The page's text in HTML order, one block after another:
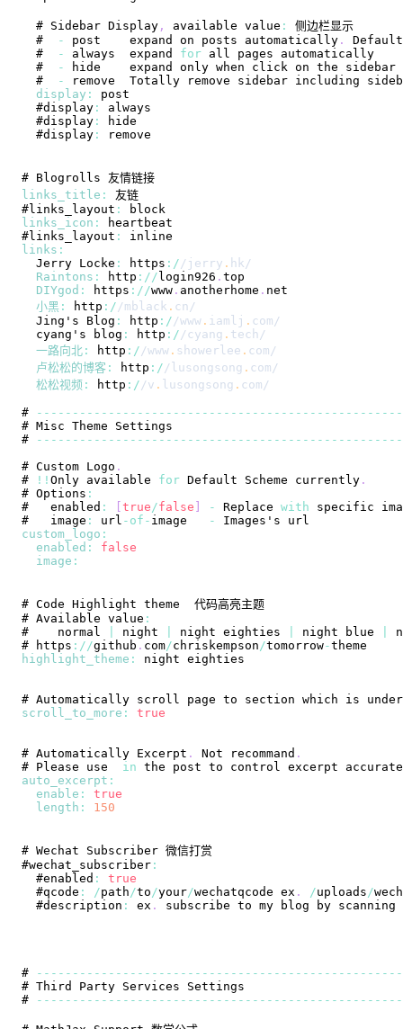
  #
Sidebar Display , available value :
  #
- post    expand on posts automatically .
Default
  #
- always  expand for
  #
-
hide    expand only when click on the sidebar
  #
- remove Totally remove sidebar including
display :
  #display
:
  #display
:
  #display
:
# Blogrolls
links_title :
#links_layout :
links_icon :
#links_layout :
links :
Jerry Locke : https : / / jerry . hk /
Raintons : http : / / login926 . top
DIYgod : https : / /www . anotherhome . net
小黑 : http : / /mblack . cn /
Jing 's Blog : http : / /www . iamlj . com /
  cyang's blog
: http : / /cyang . tech /
一路向北 : http : / /www . showerlee . com /
卢松松的博客 : http : / / lusongsong . com /
松松视频 : http : / /v . lusongsong . com /
# -- -- -- -- -- -- -- -- -- -- -- -- -- -- -- -- -- -- -- -- -- -- -- -- --
# Misc Theme
Settings
#
-- -- -- -- -- -- -- -- -- -- -- -- -- -- -- -- -- -- -- -- -- -- -- -- --
# Custom Logo .
#
! ! Only available for Default Scheme currently .
# Options :
#   enabled : true /false - Replace with
#   image : url - of - image - Images
custom_logo :
enabled :
false
image :
# Code Highlight
# Available value :
#    normal
night night eighties night blue
# https : / /github . com/chriskempson /tomorrow-
highlight_theme :
# Automatically scroll page to section which is
scroll_to_more : true
# Automatically Excerpt . Not recommand .
# Please use in the post to control excerpt
auto_excerpt :
enable :
true
length : 150
# Wechat Subscriber
#wechat_subscriber :
  #enabled
:
true
  #qcode
: /path /to /your/wechatqcode ex . /uploads /
  #description
: ex . subscribe to my blog by scanning
# -- -- -- -- -- -- -- -- -- -- -- -- -- -- -- -- -- -- -- -- -- -- -- -- --
# Third Party Services
Settings
#
-- -- -- -- -- -- -- -- -- -- -- -- -- -- -- -- -- -- -- -- -- -- -- -- --